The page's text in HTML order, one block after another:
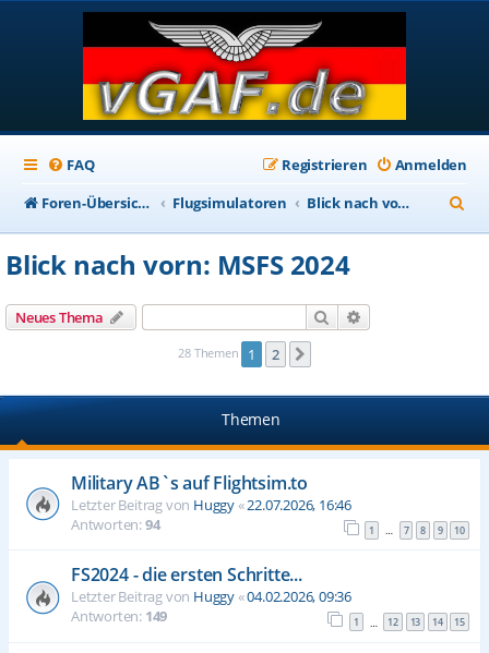
FAQ Anmelden
Registrieren
Foren-Übersicht
Flugsimulatoren Blick nach vorn: MSFS 2024
u
Blick nach vorn: MSFS 2024
Neues Thema Suche
28 Themen 1 2
Themen
Military AB`s auf Flightsim.to
Letzter Beitrag von Huggy«22.07.2026, 16:46
Antworten:94 1 … 7 8 9 10
FS2024 - die ersten Schritte...
Letzter Beitrag von Huggy«04.02.2026, 09:36
Antworten: 149 1 … 12 13 14 15